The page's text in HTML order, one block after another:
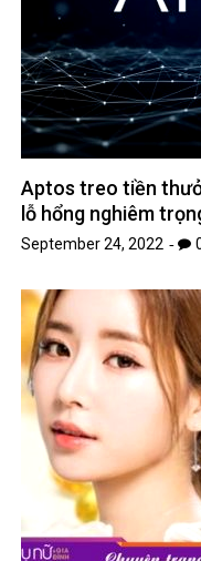
Aptos treo tiền
lỗ hổng nghiêm
September 24, 2022